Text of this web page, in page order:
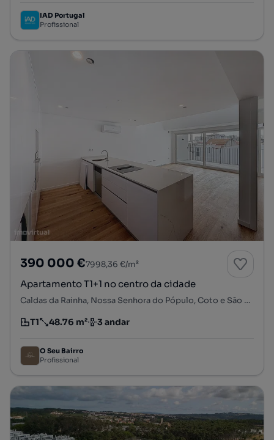
IAD Portugal
Profissional
390 000 €7998,36 €/m²
Apartamento T1+1 no centro da cidade
Caldas da Rainha, Nossa Senhora do Pópulo, Coto e São Gregório, Caldas da Rainha, Leiria
Tipologia
T1
Preço por metro quadrado
48.76 m²
Andar 3 andar
O Seu Bairro
Profissional